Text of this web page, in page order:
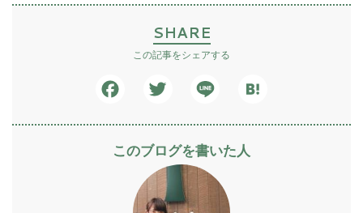
SHARE
この記事をシェアする
このブログを書いた人